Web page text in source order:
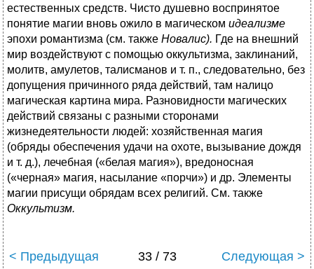
естественных средств. Чисто душевно воспринятое
понятие магии вновь ожило в магическом идеализме
эпохи романтизма (см. также Новалис). Где на внешний
мир воздействуют с помощью оккультизма, заклинаний,
молитв, амулетов, талисманов и т. п., следовательно, без
допущения причинного ряда действий, там налицо
магическая картина мира. Разновидности магических
действий связаны с разными сторонами
жизнедеятельности людей: хозяйственная магия
(обряды обеспечения удачи на охоте, вызывание дождя
и т. д.), лечебная («белая магия»), вредоносная
(«черная» магия, насылание «порчи») и др. Элементы
магии присущи обрядам всех религий. См. также
Оккультизм.
< Предыдущая 33 / 73 Следующая >